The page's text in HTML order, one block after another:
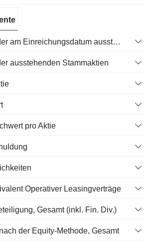
Gesamtzahl der am Einreichungsdatum ausstehenden Aktien
ausstehenden Stammaktien
pro Aktie
Operativer Leasingverträge
Gesamt (inkl. Fin. Div.)
der Equity-Methode, Gesamt